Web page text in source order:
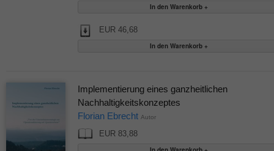
EUR 46,68
Implementierung eines ganzheitlichen
Nachhaltigkeitskonzeptes
Florian Ebrecht Autor
EUR 83,88